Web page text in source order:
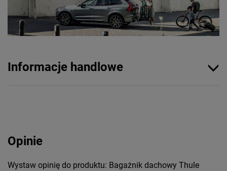
Informacje handlowe
Opinie
Wystaw opinię do produktu: Bagażnik dachowy Thule